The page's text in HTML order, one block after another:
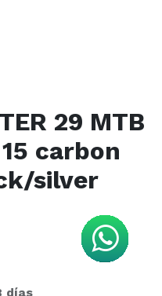
29 MTB
15 carbon
silver
días